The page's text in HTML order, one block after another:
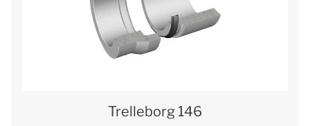
Trelleborg 146